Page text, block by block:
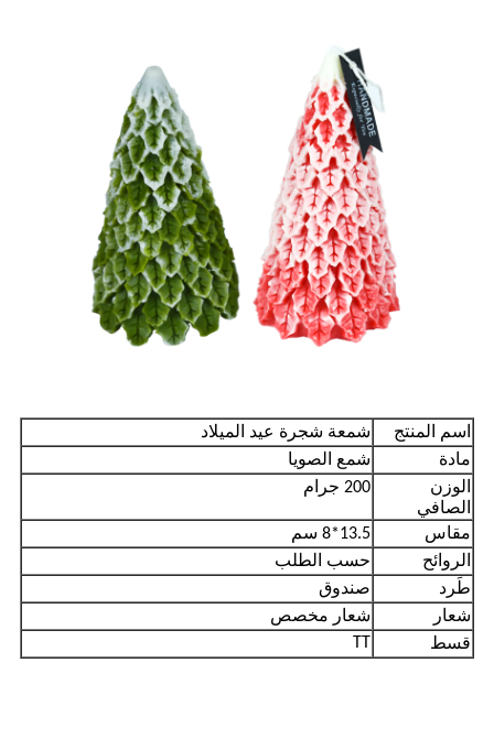
اسم المنتج شمعة شجرة عيد الميلاد
مادة شمع الصويا
الوزن
الصافي
200 جرام
مقاس 13.5*8 سم
الروائح
حسب الطلب
طَرد
صندوق
شعار
شعار مخصص
قسط
TT